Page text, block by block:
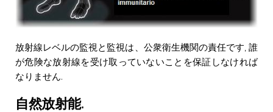
放射線レベルの監視と監視は、公衆衛生機関の責任です, 誰
が危険な放射線を受け取っていないことを保証しなければ
なりません.
自然放射能.